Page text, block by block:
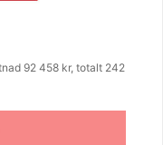
92 458 kr, totalt 242